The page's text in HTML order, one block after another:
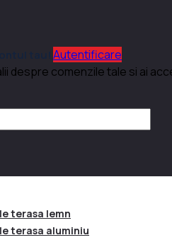
Autentificare
despre comenzile tale si ai
terasa lemn
terasa aluminiu